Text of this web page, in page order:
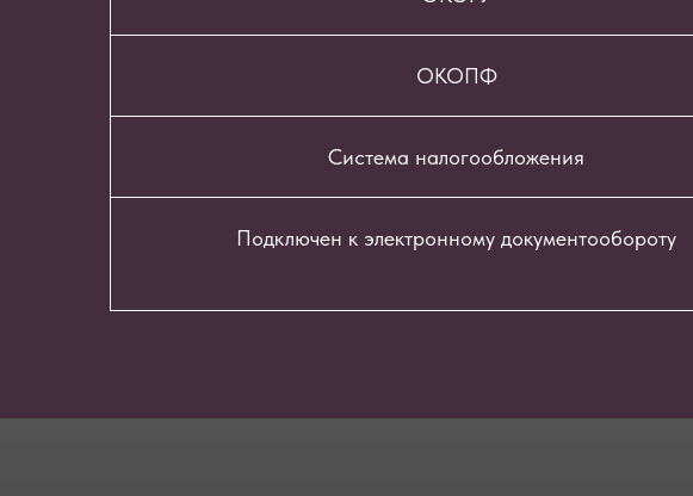
ОКОПФ
Система налогообложения
Подключен к электронному документообороту